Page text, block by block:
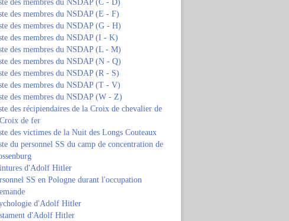
des membres du NSDAP (C - D)
des membres du NSDAP (E - F)
des membres du NSDAP (G - H)
des membres du NSDAP (I - K)
des membres du NSDAP (L - M)
des membres du NSDAP (N - Q)
des membres du NSDAP (R - S)
des membres du NSDAP (T - V)
des membres du NSDAP (W - Z)
des récipiendaires de la Croix de chevalier de
de fer
des victimes de la Nuit des Longs Couteaux
du personnel SS du camp de concentration de
d'Adolf Hitler
SS en Pologne durant l'occupation
d'Adolf Hitler
d'Adolf Hitler